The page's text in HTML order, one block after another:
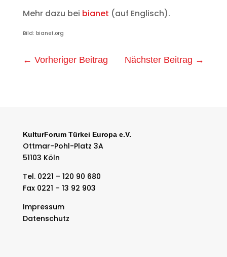
Mehr dazu bei bianet (auf Englisch).
Bild: bianet.org
← Vorheriger Beitrag Nächster Beitrag →
KulturForum Türkei Europa e.V.
Ottmar-Pohl-Platz 3A
51103 Köln
Tel. 0221 – 120 90 680
Fax 0221 – 13 92 903
Impressum
Datenschutz